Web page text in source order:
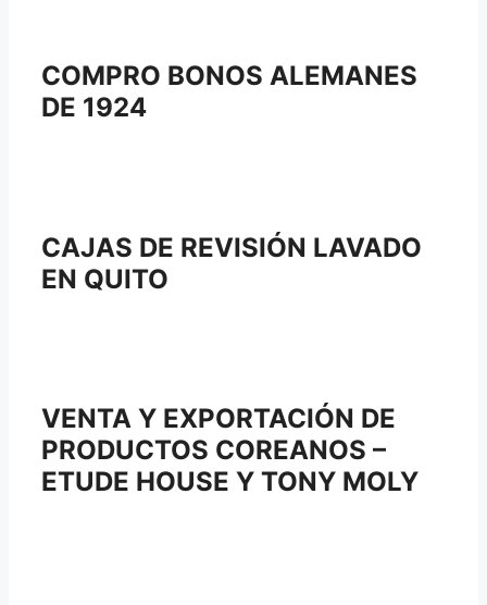
COMPRO BONOS ALEMANES
DE 1924
CAJAS DE REVISIÓN LAVADO
EN QUITO
VENTA Y EXPORTACIÓN DE
PRODUCTOS COREANOS –
ETUDE HOUSE Y TONY MOLY